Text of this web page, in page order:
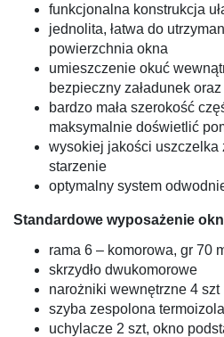
funkcjonalna konstrukcja
jednolita, łatwa do
powierzchnia okna
umieszczenie okuć
bezpieczny załadunek
bardzo mała szerokość
maksymalnie doświetlić
wysokiej jakości uszczelka
starzenie
optymalny system
Standardowe wyposażenie
rama 6 – komorowa, gr 70
skrzydło dwukomorowe
narożniki wewnętrzne 4 szt
szyba zespolona
uchylacze 2 szt, okno